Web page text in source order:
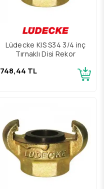
Lüdecke KIS S34 3/4 inç
Tırnaklı Dişi Rekor
748,44 TL